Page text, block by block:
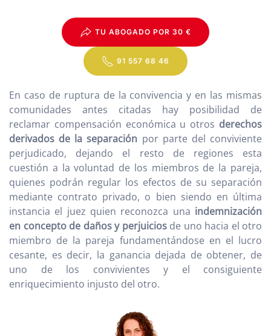
TU ABOGADO POR 30 €
91 557 68 46
En caso de ruptura de la convivencia y en las mismas
comunidades antes citadas hay posibilidad de
reclamar compensación económica u otros derechos
derivados de la separación por parte del conviviente
perjudicado, dejando el resto de regiones esta
cuestión a la voluntad de los miembros de la pareja,
quienes podrán regular los efectos de su separación
mediante contrato privado, o bien siendo en última
instancia el juez quien reconozca una indemnización
en concepto de daños y perjuiciosde uno hacia el otro
miembro de la pareja fundamentándose en el lucro
cesante, es decir, la ganancia dejada de obtener, de
uno de los convivientes y el consiguiente
enriquecimiento injusto del otro.